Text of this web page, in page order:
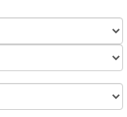
প্রতিযোগিতায় নেমেছে :
৬ আগস্ট, ২০২৬
৬ আগস্ট, ২০২৬